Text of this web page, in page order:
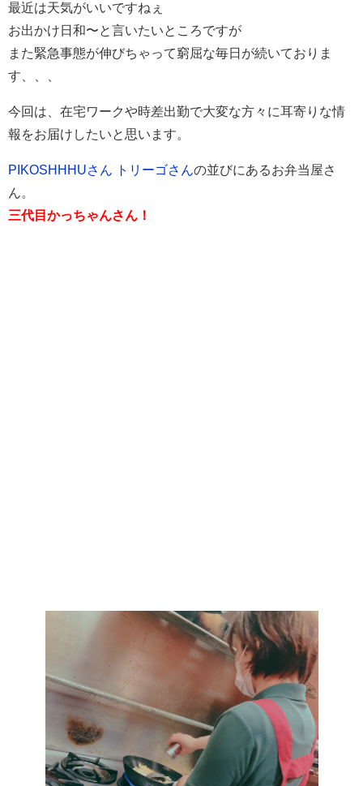
最近は天気がいいですねぇ
お出かけ日和〜と言いたいところですが
また緊急事態が伸びちゃって窮屈な毎日が続いておりま
す、、、
今回は、在宅ワークや時差出勤で大変な方々に耳寄りな情
報をお届けしたいと思います。
PIKOSHHHUさん トリーゴさんの並びにあるお弁当屋さ
ん。
三代目かっちゃんさん！